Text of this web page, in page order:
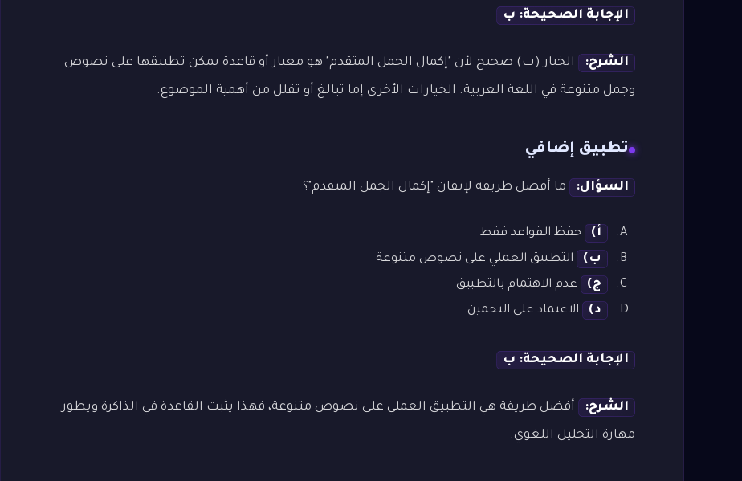
الإجابة الصحيحة: ب
الشرح: الخيار (ب) صحيح لأن "إكمال الجمل المتقدم" هو معيار أو قاعدة يمكن تطبيقها على نصوص
وجمل متنوعة في اللغة العربية. الخيارات الأخرى إما تبالغ أو تقلل من أهمية الموضوع.
تطبيق إضافي
السؤال: ما أفضل طريقة لإتقان "إكمال الجمل المتقدم"؟
أ)
حفظ القواعد فقط
ب)
التطبيق العملي على نصوص متنوعة
ج)
عدم الاهتمام بالتطبيق
د)
الاعتماد على التخمين
الإجابة الصحيحة: ب
الشرح: أفضل طريقة هي التطبيق العملي على نصوص متنوعة، فهذا يثبت القاعدة في الذاكرة ويطور
مهارة التحليل اللغوي.